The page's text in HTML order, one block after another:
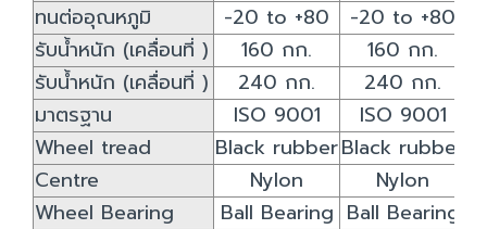
ทนต่ออุณหภูมิ -20 to +80 -20 to +80
รับน้ำหนัก (เคลื่อนที่ )
160 กก.
160 กก.
รับน้ำหนัก (เคลื่อนที่ )
240 กก. 240 กก.
มาตรฐาน
ISO 9001 ISO 9001
Wheel tread
Black rubberBlack rubber
Centre
Nylon
Nylon
Wheel Bearing
Ball Bearing Ball Bearing